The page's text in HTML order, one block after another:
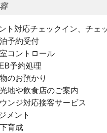
ト対応チェックイン、チェ
予約受付
コントロール
予約処理
のお預かり
地や飲食店のご案内
ンジ対応接客サービス
メント
育成